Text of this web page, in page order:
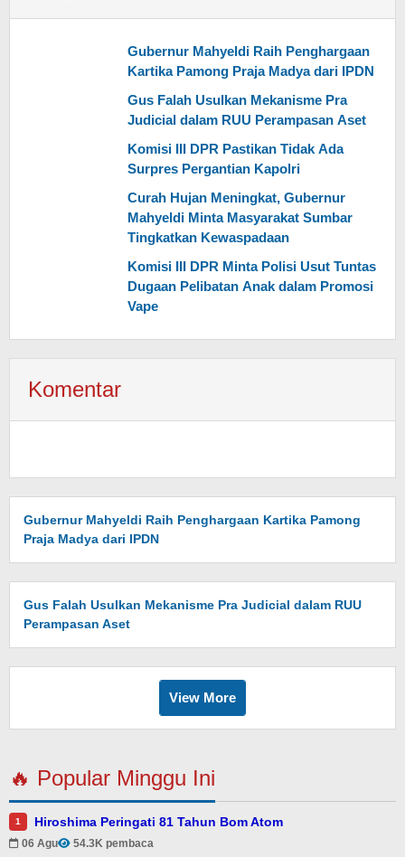
Gubernur Mahyeldi Raih Penghargaan
Kartika Pamong Praja Madya dari IPDN
Gus Falah Usulkan Mekanisme Pra
Judicial dalam RUU Perampasan Aset
Komisi III DPR Pastikan Tidak Ada
Surpres Pergantian Kapolri
Curah Hujan Meningkat, Gubernur
Mahyeldi Minta Masyarakat Sumbar
Tingkatkan Kewaspadaan
Komisi III DPR Minta Polisi Usut Tuntas
Dugaan Pelibatan Anak dalam Promosi
Vape
Komentar
Gubernur Mahyeldi Raih Penghargaan Kartika Pamong
Praja Madya dari IPDN
Gus Falah Usulkan Mekanisme Pra Judicial dalam RUU
Perampasan Aset
View More
🔥 Popular Minggu Ini
1 Hiroshima Peringati 81 Tahun Bom Atom
06 Agu 54.3K pembaca